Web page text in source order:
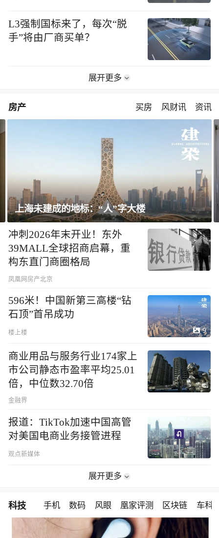
L3强制国标来了，每次“脱
手”将由厂商买单？
展开更多
房产 买房 风财讯 资讯
飘窗竟然能变身全屋C位 都后悔没早知道！
冲刺2026年末开业！东外
39MALL全球招商启幕，重
构东直门商圈格局
凤凰网房产北京
596米！中国新第三高楼“钻
石顶”首吊成功
楼上楼 9
商业用品与服务行业174家上
市公司静态市盈率平均25.01
倍，中位数32.70倍
金融界
报道：TikTok加速中国高管
对美国电商业务接管进程
观点新媒体
展开更多
科技 手机 数码 风眼 凰家评测 区块链 车科